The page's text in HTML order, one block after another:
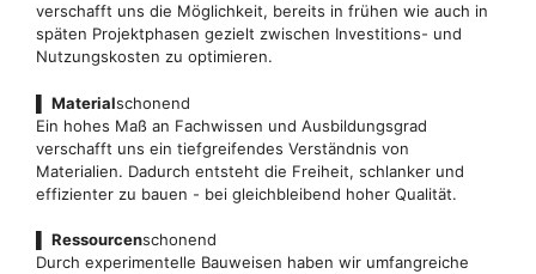
verschafft uns die Möglichkeit, bereits in frühen wie auch in
späten Projektphasen gezielt zwischen Investitions- und
Nutzungskosten zu optimieren.
Materialschonend
Ein hohes Maß an Fachwissen und Ausbildungsgrad
verschafft uns ein tiefgreifendes Verständnis von
Materialien. Dadurch entsteht die Freiheit, schlanker und
effizienter zu bauen - bei gleichbleibend hoher Qualität.
Ressourcenschonend
Durch experimentelle Bauweisen haben wir umfangreiche